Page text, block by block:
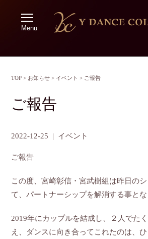
Menu
TOP > お知らせ > イベント > ご報告
ご報告
2022-12-25 | イベント
ご報告
この度、宮崎彰信・宮武樹組は昨日の
て、パートナーシップを解消する事とな
2019年にカップルを結成し、２人でた
え、ダンスに向き合ってこれたのは、